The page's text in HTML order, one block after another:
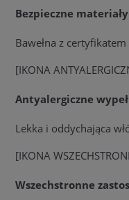
Bezpieczne materiały
Bawełna z
[IKONA
Antyalergiczne
Lekka i oddychająca
[IKONA
Wszechstronne